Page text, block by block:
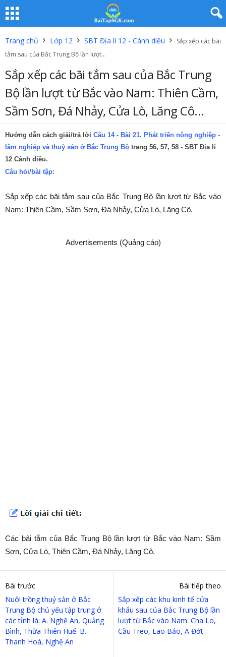
Trang chủ Lớp 12 SBT Địa lí 12 - Cánh diều
Sắp xếp các bãi
tắm sau của Bắc Trung Bộ lần lượt...
Sắp xếp các bãi tắm sau của Bắc Trung
Bộ lần lượt từ Bắc vào Nam: Thiên Cầm,
Sầm Sơn, Đá Nhảy, Cửa Lò, Lăng Cô...
Hướng dẫn cách giải/trả lời Câu 14 - Bài 21. Phát triển nông nghiệp -
lâm nghiệp và thuỷ sản ở Bắc Trung Bộ trang 56, 57, 58 - SBT Địa lí
12 Cánh diều.
Câu hỏi/bài tập:
Sắp xếp các bãi tắm sau của Bắc Trung Bộ lần lượt từ Bắc vào
Nam: Thiên Cầm, Sầm Sơn, Đá Nhảy, Cửa Lò, Lăng Cô.
Advertisements (Quảng cáo)
Các bãi tắm của Bắc Trung Bộ lần lượt từ Bắc vào Nam: Sầm
Sơn, Cửa Lò, Thiên Cầm, Đá Nhảy, Lăng Cô.
Bài trước
Nuôi trồng thuỷ sản ở Bắc
Trung Bộ chủ yếu tập trung ở
các tỉnh là: A. Nghệ An, Quảng
Bình, Thừa Thiên Huế. B.
Thanh Hoá, Nghệ An
Bài tiếp theo
Sắp xếp các khu kinh tế cửa
khẩu sau của Bắc Trung Bộ lần
lượt từ Bắc vào Nam: Cha Lo,
Cầu Treo, Lao Bảo, A Đớt